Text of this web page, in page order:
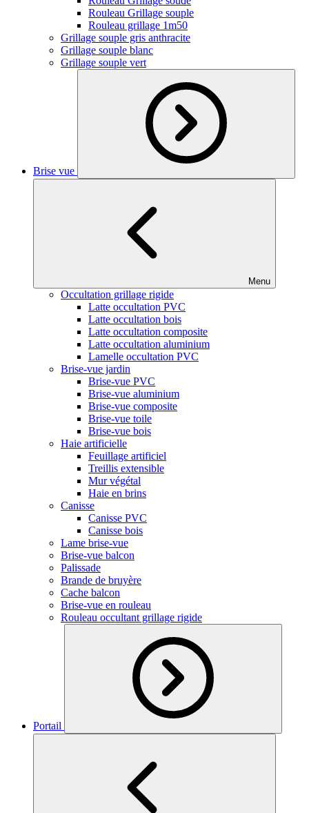
Rouleau Grillage souple
Rouleau grillage 1m50
Grillage souple gris anthracite
Grillage souple blanc
Grillage souple vert
Brise vue
Menu
Occultation grillage rigide
Latte occultation PVC
Latte occultation bois
Latte occultation composite
Latte occultation aluminium
Lamelle occultation PVC
Brise-vue jardin
Brise-vue PVC
Brise-vue aluminium
Brise-vue composite
Brise-vue toile
Brise-vue bois
Haie artificielle
Feuillage artificiel
Treillis extensible
Mur végétal
Haie en brins
Canisse
Canisse PVC
Canisse bois
Lame brise-vue
Brise-vue balcon
Palissade
Brande de bruyère
Cache balcon
Brise-vue en rouleau
Rouleau occultant grillage rigide
Portail